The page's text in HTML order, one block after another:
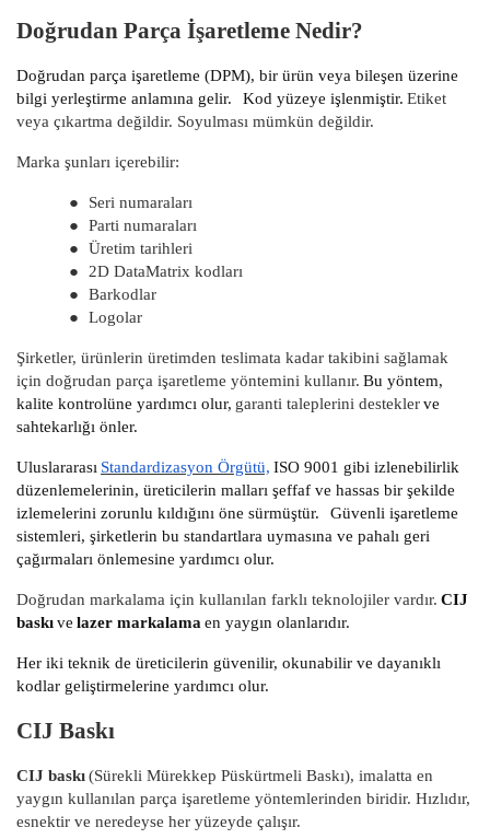
Doğrudan Parça İşaretleme Nedir?
Doğrudan parça işaretleme (DPM), bir ürün veya bileşen üzerine
bilgi yerleştirme anlamına gelir.
Kod yüzeye işlenmiştir. Etiket
veya çıkartma değildir. Soyulması mümkün değildir.
Marka şunları içerebilir:
●
Seri numaraları
●
Parti numaraları
●
Üretim tarihleri
●
2D DataMatrix kodları
●
Barkodlar
●
Logolar
Şirketler, ürünlerin üretimden teslimata kadar takibini sağlamak
için doğrudan parça işaretleme yöntemini kullanır. Bu yöntem,
kalite kontrolüne yardımcı olur, garanti taleplerini desteklerve
sahtekarlığı önler.
Uluslararası Standardizasyon Örgütü, ISO 9001 gibi izlenebilirlik
düzenlemelerinin, üreticilerin malları şeffaf ve hassas bir şekilde
izlemelerini zorunlu kıldığını öne sürmüştür.
Güvenli işaretleme
sistemleri, şirketlerin bu standartlara uymasına ve pahalı geri
çağırmaları önlemesine yardımcı olur.
Doğrudan markalama için kullanılan farklı teknolojiler vardır. CIJ
baskıve lazer markalamaen yaygın olanlarıdır.
Her iki teknik de üreticilerin güvenilir, okunabilir ve dayanıklı
kodlar geliştirmelerine yardımcı olur.
CIJ Baskı
CIJ baskı(Sürekli Mürekkep Püskürtmeli Baskı), imalatta en
yaygın kullanılan parça işaretleme yöntemlerinden biridir. Hızlıdır,
esnektir ve neredeyse her yüzeyde çalışır.